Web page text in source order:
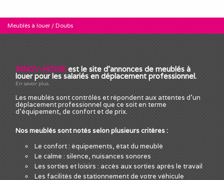
Meublés à louer/ Doubs
INNOV-HOME est le site d'annonces de meublés à
louer pour les salariés en déplacement professionnel.
En savoir plus.
Les meublés sont contrôlés et répondent aux attentes d'un
déplacement professionnel que ce soit en terme
d'équipement, de confort et de prix.
Nos meublés sont notés selon plusieurs critères :
Le confort : équipements, état du meublé
Le calme : silence, nuisances sonores
Les sorties et loisirs : accès aux sorties après le travail
Les facilités de stationnement de votre véhicule